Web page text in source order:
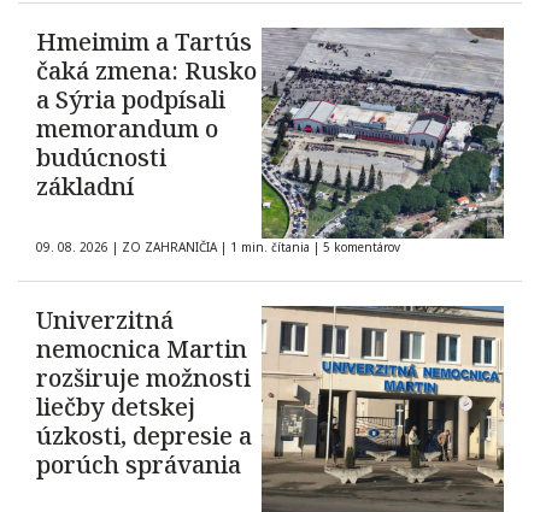
Hmeimim a Tartús
čaká zmena: Rusko
a Sýria podpísali
memorandum o
budúcnosti
základní
09. 08. 2026 | ZO ZAHRANIČIA | 1 min. čítania | 5 komentárov
Univerzitná
nemocnica Martin
rozširuje možnosti
liečby detskej
úzkosti, depresie a
porúch správania